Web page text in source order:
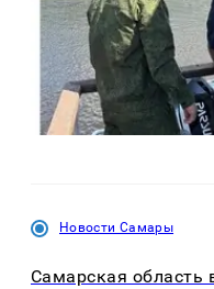
Новости Самары
Самарская область